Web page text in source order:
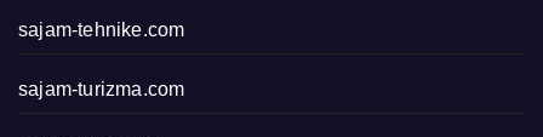
sajam-tehnike.com
sajam-turizma.com